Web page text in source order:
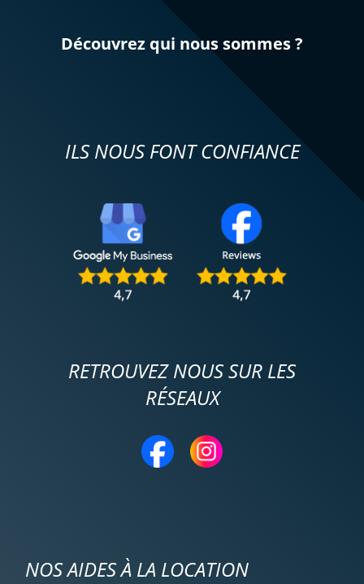
Découvrez qui nous sommes ?
ILS NOUS FONT CONFIANCE
RETROUVEZ NOUS SUR LES
RÉSEAUX
NOS AIDES À LA LOCATION